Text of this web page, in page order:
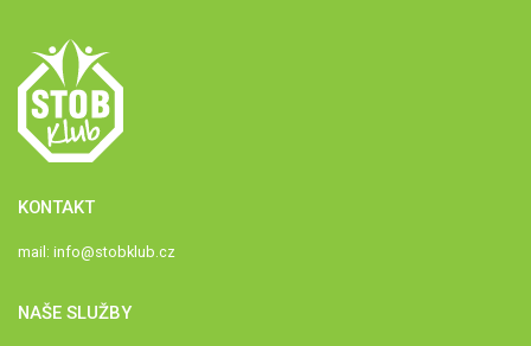
KONTAKT
mail: info@stobklub.cz
NAŠE SLUŽBY